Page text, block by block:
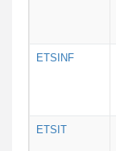
ETSINF
ETSIT